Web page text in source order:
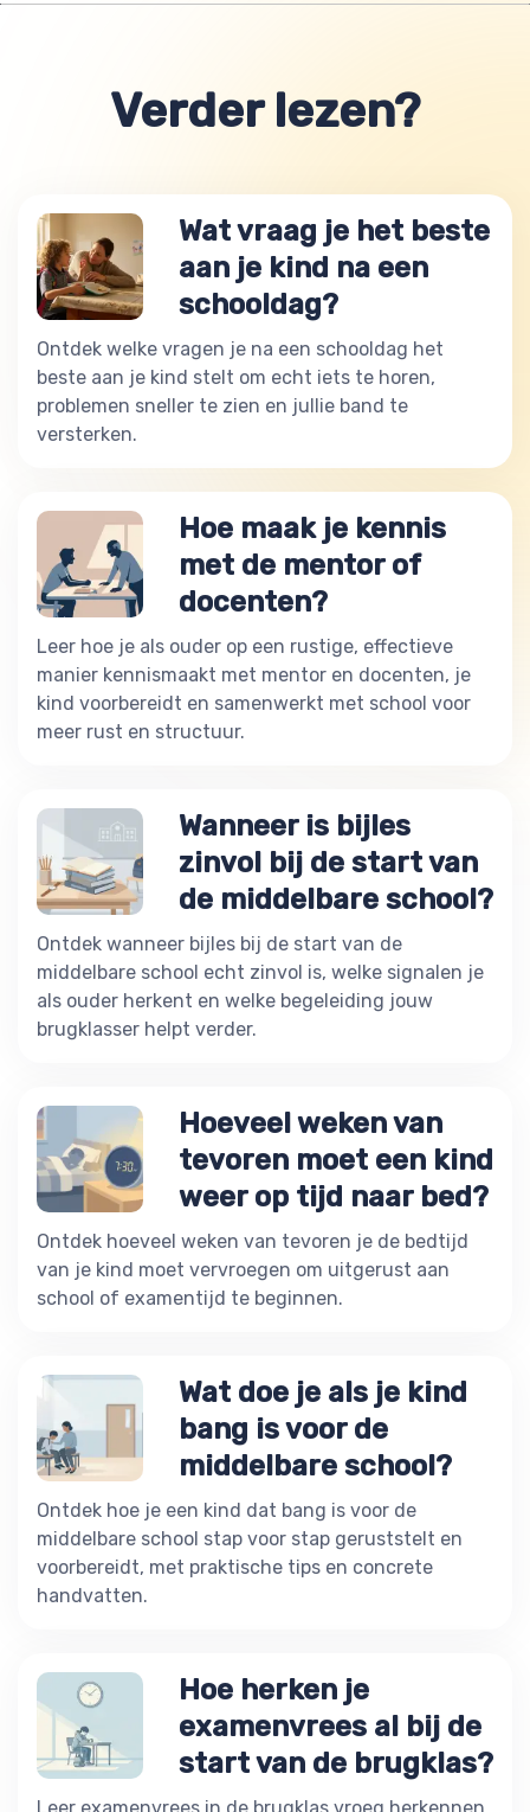
Verder lezen?
Wat vraag je het beste
aan je kind na een
schooldag?
Ontdek welke vragen je na een schooldag het
beste aan je kind stelt om echt iets te horen,
problemen sneller te zien en jullie band te
versterken.
Hoe maak je kennis
met de mentor of
docenten?
Leer hoe je als ouder op een rustige, effectieve
manier kennismaakt met mentor en docenten, je
kind voorbereidt en samenwerkt met school voor
meer rust en structuur.
Wanneer is bijles
zinvol bij de start van
de middelbare school?
Ontdek wanneer bijles bij de start van de
middelbare school echt zinvol is, welke signalen je
als ouder herkent en welke begeleiding jouw
brugklasser helpt verder.
Hoeveel weken van
tevoren moet een kind
weer op tijd naar bed?
Ontdek hoeveel weken van tevoren je de bedtijd
van je kind moet vervroegen om uitgerust aan
school of examentijd te beginnen.
Wat doe je als je kind
bang is voor de
middelbare school?
Ontdek hoe je een kind dat bang is voor de
middelbare school stap voor stap geruststelt en
voorbereidt, met praktische tips en concrete
handvatten.
Hoe herken je
examenvrees al bij de
start van de brugklas?
Leer examenvrees in de brugklas vroeg herkennen